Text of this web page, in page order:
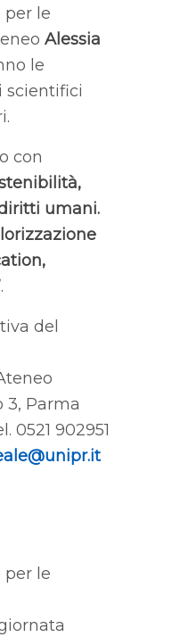
per le
Alessia
le
scientifici
con
umani.
.
del
3, Parma
0521 902951
per le